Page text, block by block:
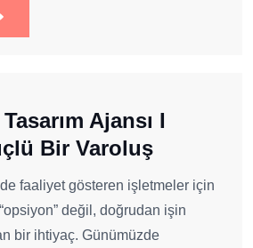
Ajansı I
Bir Varoluş
faaliyet gösteren işletmeler için
değil, doğrudan işin
bir ihtiyaç. Günümüzde